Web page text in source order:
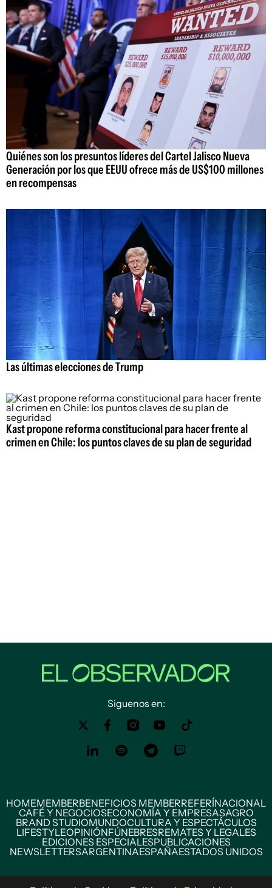
Quiénes son los presuntos líderes del Cartel Jalisco Nueva
Generación por los que EEUU ofrece más de US$100 millones
en recompensas
Las últimas elecciones de Trump
Kast propone reforma constitucional para hacer frente al
crimen en Chile: los puntos claves de su plan de seguridad
Siguenos en:
HOMEMEMBERBENEFICIOS MEMBERREFERÍNACIONAL
CAFÉ Y NEGOCIOSECONOMÍA Y EMPRESASAGRO
BRAND STUDIOMUNDOCULTURA Y ESPECTÁCULOS
LIFESTYLEOPINIÓNFÚNEBRESREMATES Y LEGALES
EDICIONES ESPECIALESPUBLICACIONES
NEWSLETTERSARGENTINAESPAÑAESTADOS UNIDOS